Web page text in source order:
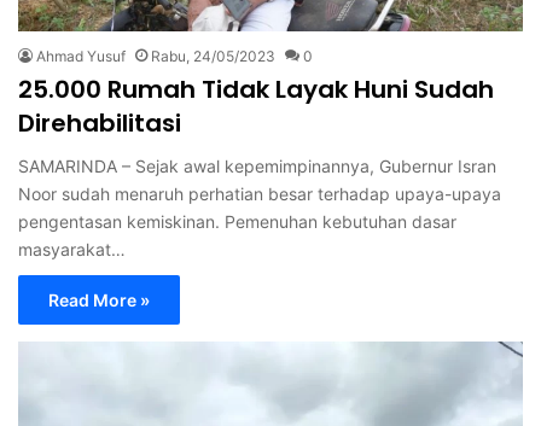
Ahmad Yusuf Rabu, 24/05/2023 0
25.000 Rumah Tidak Layak Huni Sudah
Direhabilitasi
SAMARINDA – Sejak awal kepemimpinannya, Gubernur Isran
Noor sudah menaruh perhatian besar terhadap upaya-upaya
pengentasan kemiskinan. Pemenuhan kebutuhan dasar
masyarakat…
Read More »